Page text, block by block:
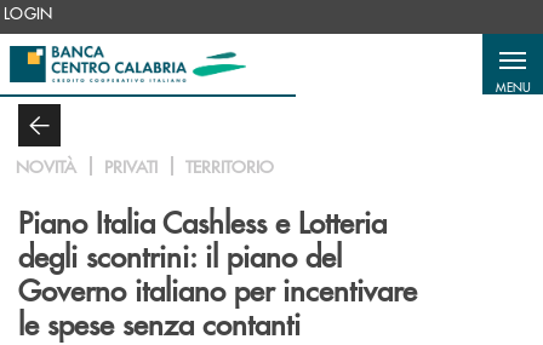
Salta al contenuto principale
LOGIN
MENU
NOVITÀ PRIVATI TERRITORIO
Piano Italia Cashless e Lotteria
degli scontrini: il piano del
Governo italiano per incentivare
le spese senza contanti